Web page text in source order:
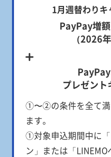
1月週替わり
PayPay増
（2026
プレゼント
①〜②の条件を全て満
ます。
①対象申込期間中に
ン」または「